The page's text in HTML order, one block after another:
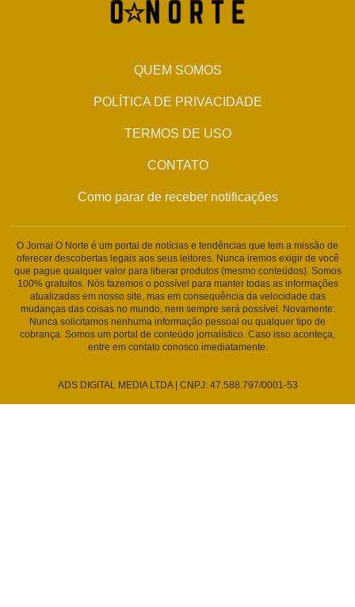
QUEM SOMOS
POLÍTICA DE PRIVACIDADE
TERMOS DE USO
CONTATO
Como parar de receber notificações
O Jornal O Norte é um portal de notícias e tendências que tem a missão de
oferecer descobertas legais aos seus leitores. Nunca iremos exigir de você
que pague qualquer valor para liberar produtos (mesmo conteúdos). Somos
100% gratuitos. Nós fazemos o possível para manter todas as informações
atualizadas em nosso site, mas em consequência da velocidade das
mudanças das coisas no mundo, nem sempre será possível. Novamente:
Nunca solicitamos nenhuma informação pessoal ou qualquer tipo de
cobrança. Somos um portal de conteúdo jornalístico. Caso isso aconteça,
entre em contato conosco imediatamente.
ADS DIGITAL MEDIA LTDA | CNPJ: 47.588.797/0001-53